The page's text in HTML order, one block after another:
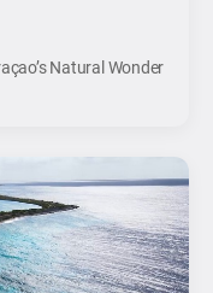
Natural Wonder